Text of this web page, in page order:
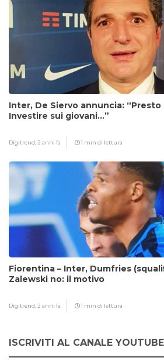
Inter, De Siervo annuncia: “Presto
Investire sui giovani…”
Digitrend, 2 anni fa 1 min di lettura
Fiorentina – Inter, Dumfries
Zalewski no: il motivo
Digitrend, 2 anni fa 1 min di lettura
ISCRIVITI AL CANALE YOUTUBE